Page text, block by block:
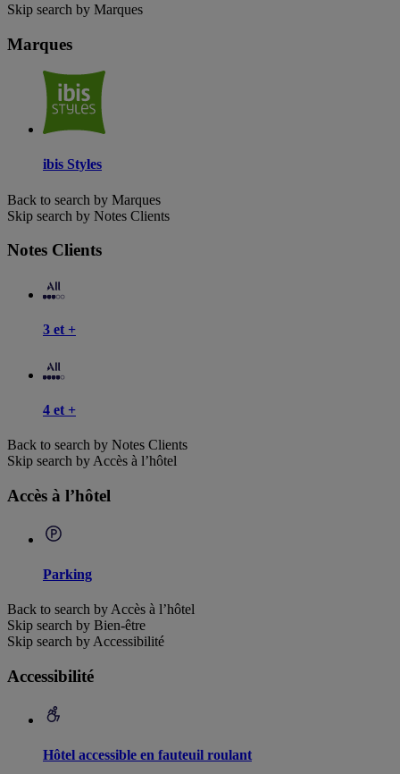
Skip search by Marques
Marques
ibis Styles
Back to search by Marques
Skip search by Notes Clients
Notes Clients
3 et +
4 et +
Back to search by Notes Clients
Skip search by Accès à l’hôtel
Accès à l’hôtel
Parking
Back to search by Accès à l’hôtel
Skip search by Bien-être
Skip search by Accessibilité
Accessibilité
Hôtel accessible en fauteuil roulant